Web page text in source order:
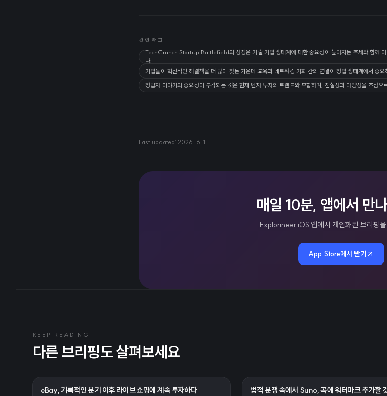
관련 태그
TechCrunch Startup Battlefield의 성장은 기술 기업 생태계에 대한 중요성이 높아지는 추세와 함께 이
다.
기업들이 혁신적인 해결책을 더 많이 찾는 가운데 교육과 네트워킹 기회 간의 연결이 창업 생태계에서 중요
창립자 이야기의 중요성이 부각되는 것은 현재 벤처 투자의 트렌드와 부합하며, 진실성과 다양성을 초점으
Last updated: 2026. 6. 1.
매일 10분, 앱에서 만
Explorineer iOS 앱에서 개인화된 브리핑
App Store에서 받기
KEEP READING
다른 브리핑도 살펴보세요
eBay, 기록적인 분기 이후 라이브 쇼핑에 계속 투자하다 법적 분쟁 속에서 Suno, 곡에 워터마크 추가할